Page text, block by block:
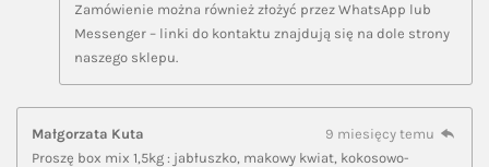
Zamówienie można również złożyć przez WhatsApp lub
Messenger – linki do kontaktu znajdują się na dole strony
naszego sklepu.
Małgorzata Kuta
9 miesięcy temu
Proszę box mix 1,5kg : jabłuszko, makowy kwiat, kokosowo-